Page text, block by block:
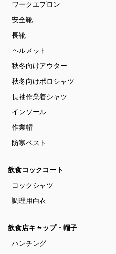
ワークエプロン
安全靴
長靴
ヘルメット
秋冬向けアウター
秋冬向けポロシャツ
長袖作業着シャツ
インソール
作業帽
防寒ベスト
飲食コックコート
コックシャツ
調理用白衣
飲食店キャップ・帽子
ハンチング